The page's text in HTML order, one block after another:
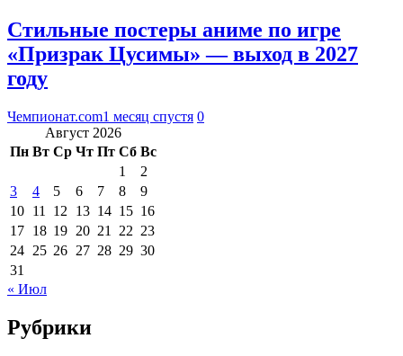
Стильные постеры аниме по игре
«Призрак Цусимы» — выход в 2027
году
Чемпионат.com1 месяц спустя 0
Август 2026
Пн Вт Ср Чт Пт Сб Вс
1
2
3
4 5 6 7 8
9
10 11 12 13 14 15 16
17 18 19 20 21 22 23
24 25 26 27 28 29 30
31
« Июл
Рубрики